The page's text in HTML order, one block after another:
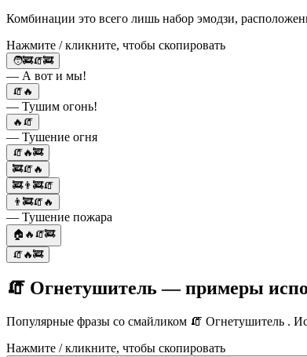
Комбинации это всего лишь набор эмодзи,
Нажмите / кликните, чтобы скопировать
🧑‍🚒🧯🚒
— А вот и мы!
🧯🔥
— Тушим огонь!
🔥🧯
— Тушение огня
🧯🔥🚒
🚒🧯🔥
🚒👨‍🚒🧯
👨‍🚒🧯🔥
— Тушение пожара
🏠🔥🧯🚒
🧯🔥🚒
🧯 Огнетушитель — примеры
Популярные фразы со смайликом 🧯 Огнетушитель .
Нажмите / кликните, чтобы скопировать